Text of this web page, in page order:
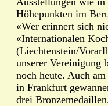
Höhepunkten im
«Wer erinnert sich
«Internationalen
(Liechtenstein/
unserer Vereinigung
noch heute. Auch
in Frankfurt
drei